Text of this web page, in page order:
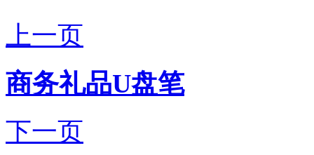
上一页
商务礼品U盘笔
下一页